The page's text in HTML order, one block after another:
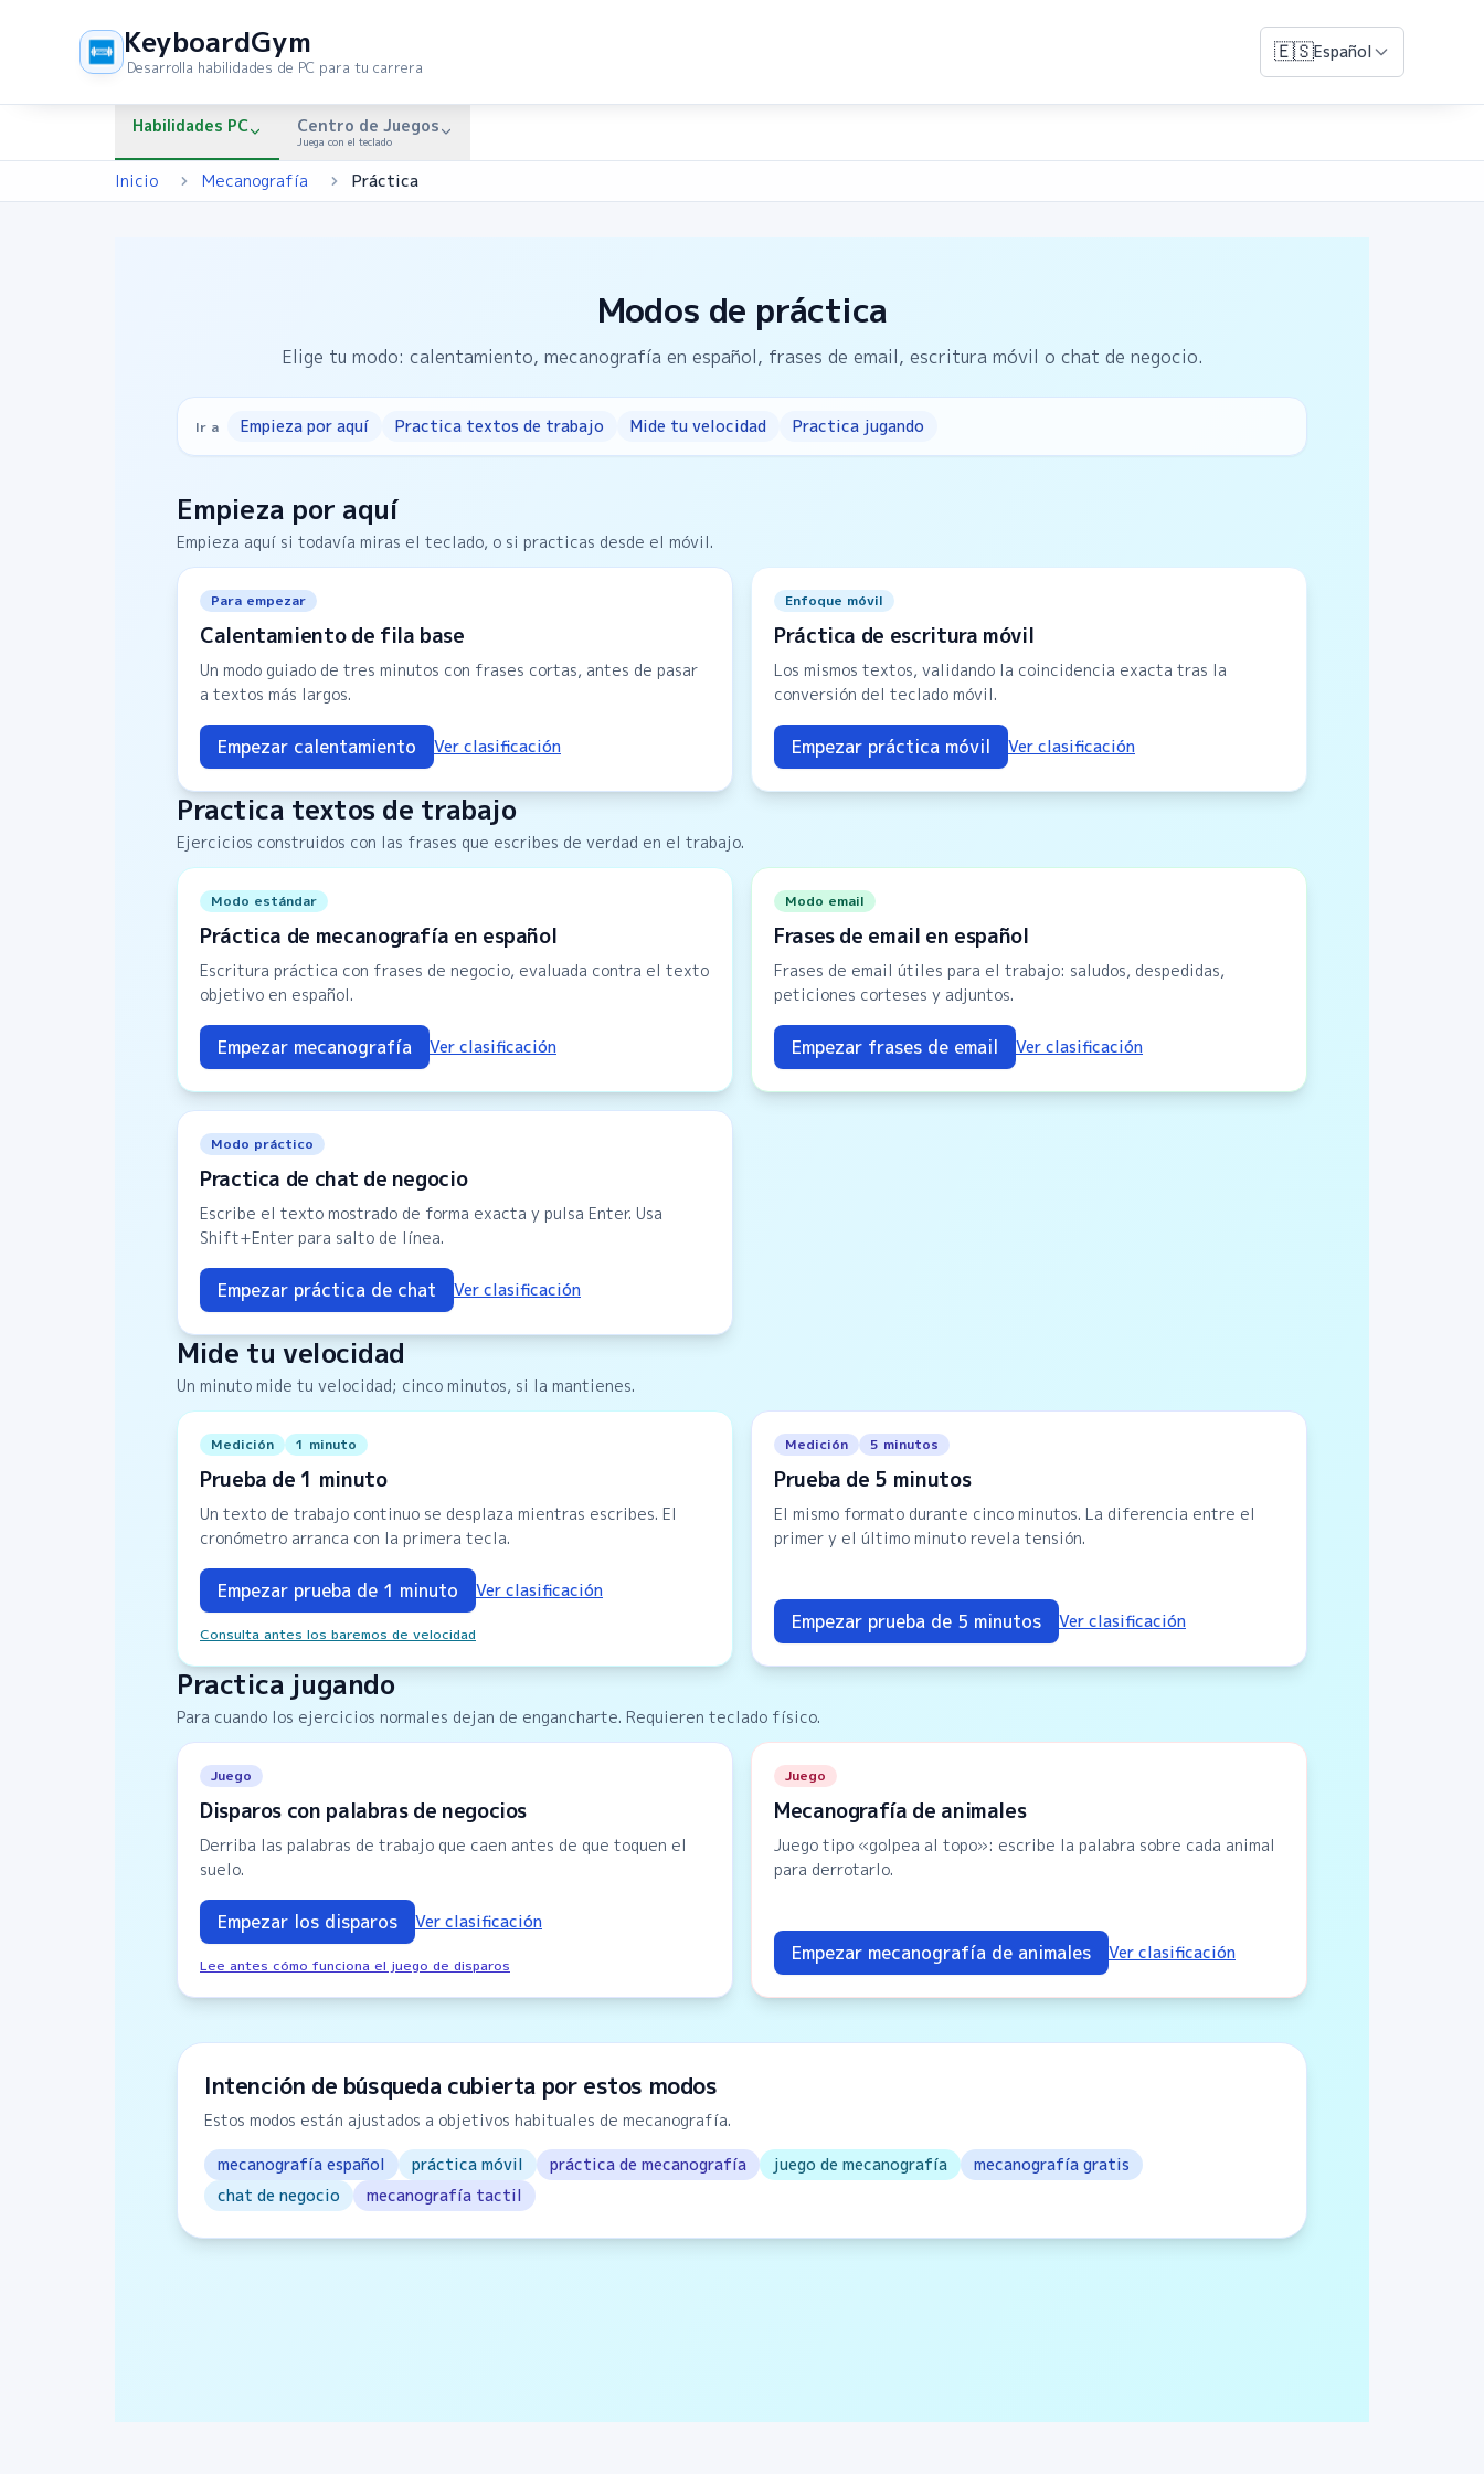
KeyboardGym
Desarrolla habilidades de PC para tu carrera
🇪🇸Español
Habilidades PC Centro de Juegos
Juega con el teclado
Inicio Mecanografía Práctica
Modos de práctica
Elige tu modo: calentamiento, mecanografía en español, frases de email, escritura móvil o chat de negocio.
Ir a Empieza por aquí Practica textos de trabajo Mide tu velocidad Practica jugando
Empieza por aquí
Empieza aquí si todavía miras el teclado, o si practicas desde el móvil.
Para empezar
Calentamiento de fila base
Un modo guiado de tres minutos con frases cortas, antes de pasar
a textos más largos.
Empezar calentamiento Ver clasificación
Enfoque móvil
Práctica de escritura móvil
Los mismos textos, validando la coincidencia exacta tras la
conversión del teclado móvil.
Empezar práctica móvil Ver clasificación
Practica textos de trabajo
Ejercicios construidos con las frases que escribes de verdad en el trabajo.
Modo estándar
Práctica de mecanografía en español
Escritura práctica con frases de negocio, evaluada contra el texto
objetivo en español.
Empezar mecanografía Ver clasificación
Modo email
Frases de email en español
Frases de email útiles para el trabajo: saludos, despedidas,
peticiones corteses y adjuntos.
Empezar frases de email Ver clasificación
Modo práctico
Practica de chat de negocio
Escribe el texto mostrado de forma exacta y pulsa Enter. Usa
Shift+Enter para salto de línea.
Empezar práctica de chat Ver clasificación
Mide tu velocidad
Un minuto mide tu velocidad; cinco minutos, si la mantienes.
Medición 1 minuto
Prueba de 1 minuto
Un texto de trabajo continuo se desplaza mientras escribes. El
cronómetro arranca con la primera tecla.
Empezar prueba de 1 minuto Ver clasificación
Consulta antes los baremos de velocidad
Medición 5 minutos
Prueba de 5 minutos
El mismo formato durante cinco minutos. La diferencia entre el
primer y el último minuto revela tensión.
Empezar prueba de 5 minutos Ver clasificación
Practica jugando
Para cuando los ejercicios normales dejan de engancharte. Requieren teclado físico.
Juego
Disparos con palabras de negocios
Derriba las palabras de trabajo que caen antes de que toquen el
suelo.
Empezar los disparos Ver clasificación
Lee antes cómo funciona el juego de disparos
Juego
Mecanografía de animales
Juego tipo «golpea al topo»: escribe la palabra sobre cada animal
para derrotarlo.
Empezar mecanografía de animales Ver clasificación
Intención de búsqueda cubierta por estos modos
Estos modos están ajustados a objetivos habituales de mecanografía.
mecanografía español práctica móvil práctica de mecanografía juego de mecanografía
mecanografía gratis
chat de negocio
mecanografía tactil